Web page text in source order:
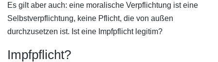
Es gilt aber auch: eine moralische Verpflichtung ist eine
Selbstverpflichtung, keine Pflicht, die von außen
durchzusetzen ist. Ist eine Impfpflicht legitim?
Impfpflicht?